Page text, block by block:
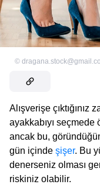
©
Alışverişe çıktığınız
ayakkabıyı
ancak bu,
gün içinde şişer. Bu
denerseniz olması
riskiniz olabilir.